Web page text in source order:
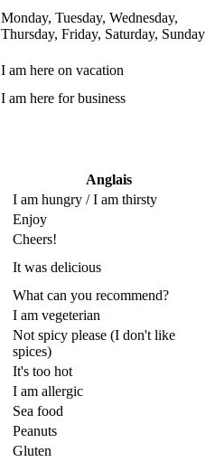
Monday, Tuesday, Wednesday,
Thursday, Friday, Saturday, Sunday
I am here on vacation
I am here for business
Anglais
I am hungry / I am thirsty
Enjoy
Cheers!
It was delicious
What can you recommend?
I am vegeterian
Not spicy please (I don't like
spices)
It's too hot
I am allergic
Sea food
Peanuts
Gluten